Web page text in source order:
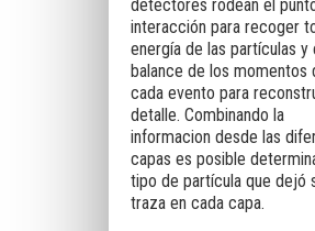
detectores rodean el
interacción para recoger
energía de las partículas y
balance de los momentos
cada evento para
detalle. Combinando la
informacion desde las
capas es posible
tipo de partícula que dejó
traza en cada capa.